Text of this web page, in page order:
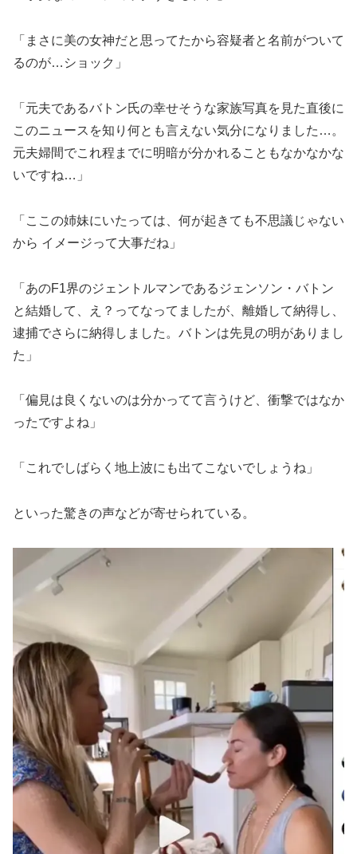
「まさに美の女神だと思ってたから容疑者と名前がついて
るのが…ショック」
「元夫であるバトン氏の幸せそうな家族写真を見た直後に
このニュースを知り何とも言えない気分になりました…。
元夫婦間でこれ程までに明暗が分かれることもなかなかな
いですね…」
「ここの姉妹にいたっては、何が起きても不思議じゃない
から イメージって大事だね」
「あのF1界のジェントルマンであるジェンソン・バトン
と結婚して、え？ってなってましたが、離婚して納得し、
逮捕でさらに納得しました。バトンは先見の明がありまし
た」
「偏見は良くないのは分かってて言うけど、衝撃ではなか
ったですよね」
「これでしばらく地上波にも出てこないでしょうね」
といった驚きの声などが寄せられている。